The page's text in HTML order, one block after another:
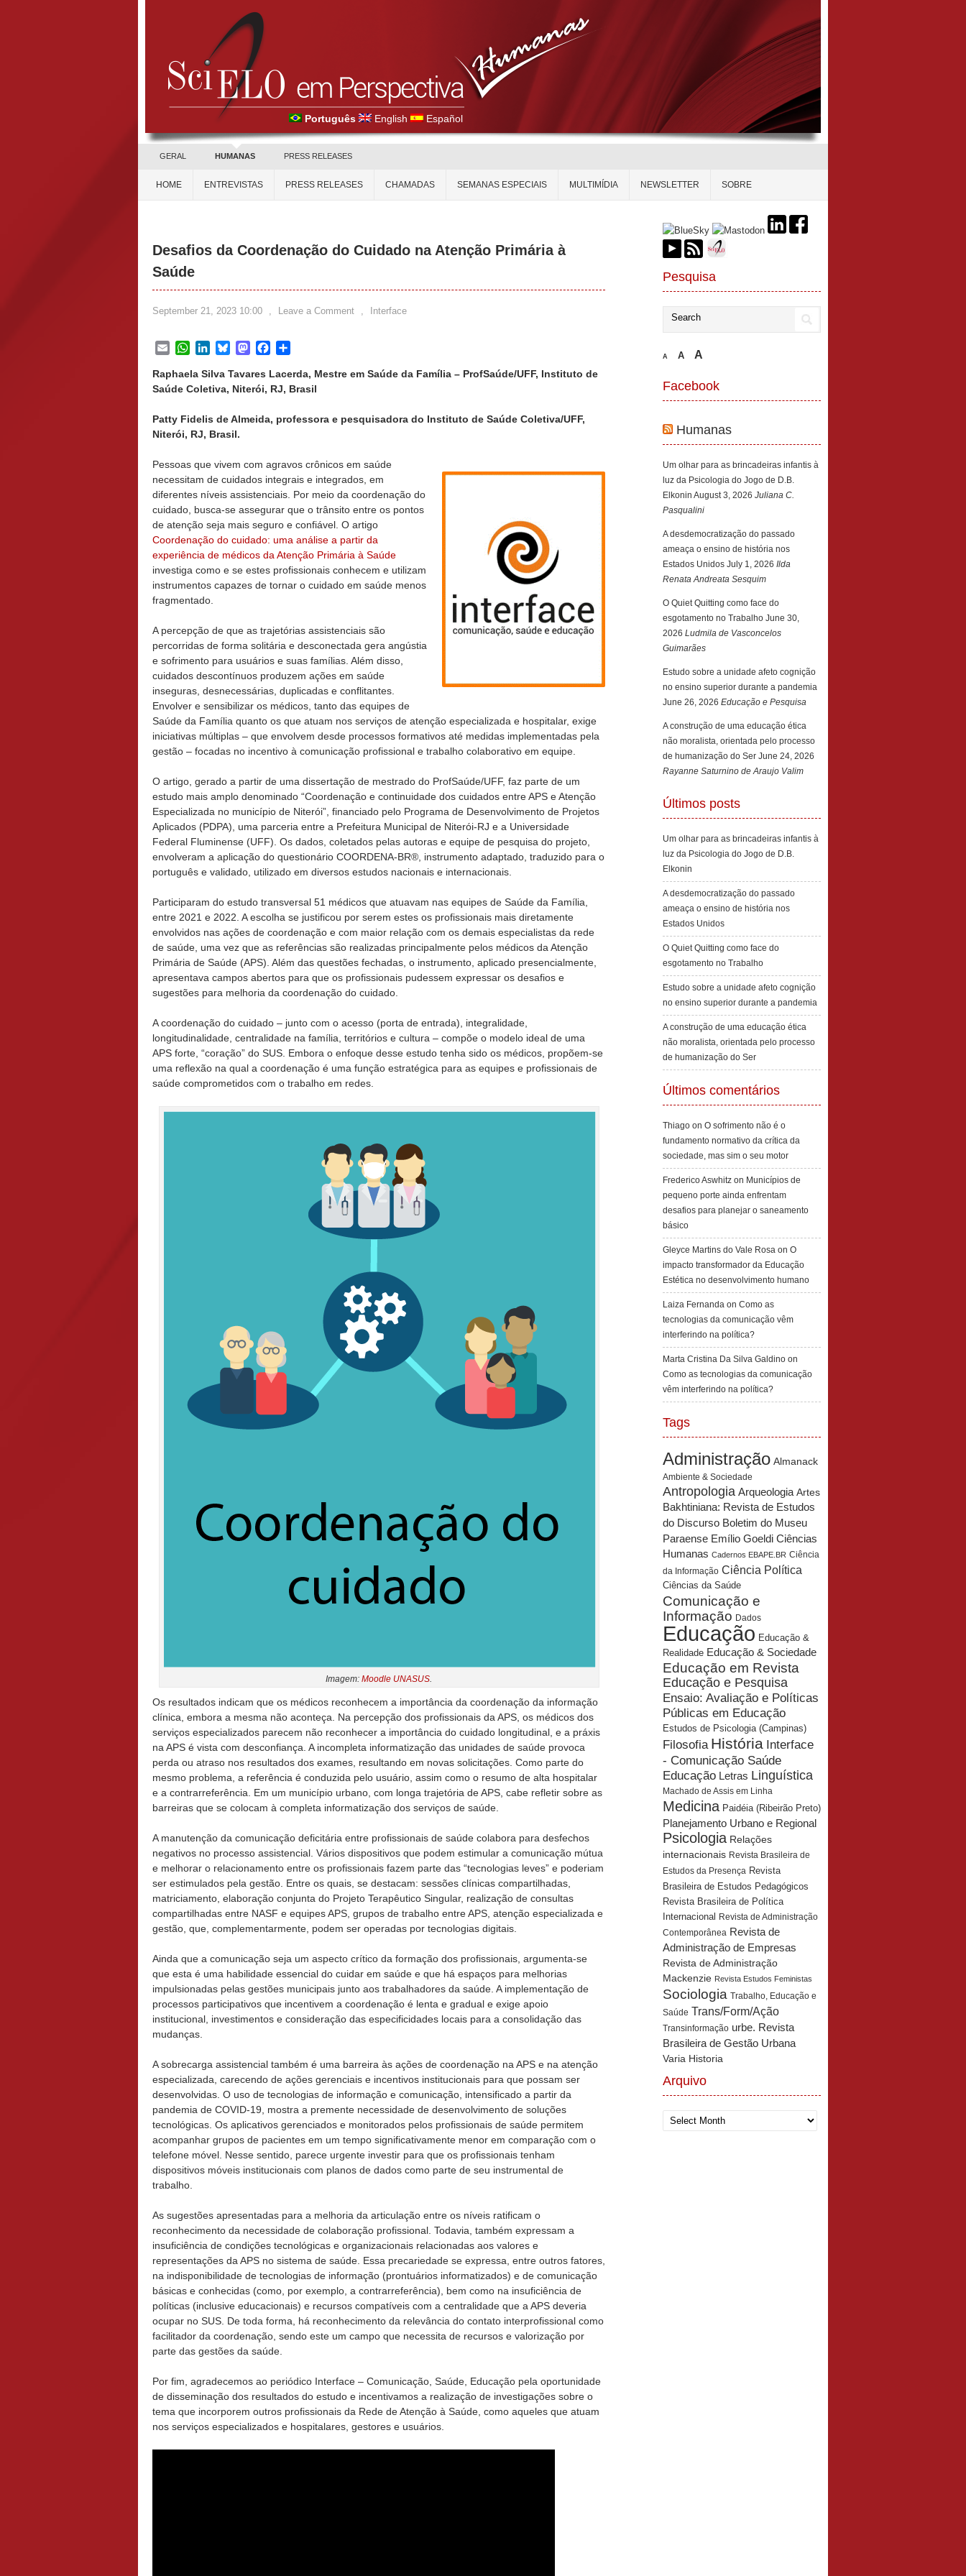
Português English Español
GERAL HUMANAS PRESS RELEASES
HOME ENTREVISTAS PRESS RELEASES CHAMADAS SEMANAS ESPECIAIS MULTIMÍDIA NEWSLETTER SOBRE
Desafios da Coordenação do Cuidado na Atenção Primária à
Saúde
September 21, 2023 10:00 , Leave a Comment , Interface
EmailWhatsApp
LinkedInBlueskyMastodonFacebook
Raphaela Silva Tavares Lacerda, Mestre em Saúde da Família – ProfSaúde/UFF, Instituto de
Saúde Coletiva, Niterói, RJ, Brasil
Patty Fidelis de Almeida, professora e pesquisadora do Instituto de Saúde Coletiva/UFF,
Niterói, RJ, Brasil.
Pessoas que vivem com agravos crônicos em saúde
necessitam de cuidados integrais e integrados, em
diferentes níveis assistenciais. Por meio da coordenação do
cuidado, busca-se assegurar que o trânsito entre os pontos
de atenção seja mais seguro e confiável. O artigo
Coordenação do cuidado: uma análise a partir da
experiência de médicos da Atenção Primária à Saúde
investiga como e se estes profissionais conhecem e utilizam
instrumentos capazes de tornar o cuidado em saúde menos
fragmentado.
A percepção de que as trajetórias assistenciais são
percorridas de forma solitária e desconectada gera angústia
e sofrimento para usuários e suas famílias. Além disso,
cuidados descontínuos produzem ações em saúde
inseguras, desnecessárias, duplicadas e conflitantes.
Envolver e sensibilizar os médicos, tanto das equipes de
Saúde da Família quanto os que atuam nos serviços de atenção especializada e hospitalar, exige
iniciativas múltiplas – que envolvem desde processos formativos até medidas implementadas pela
gestão – focadas no incentivo à comunicação profissional e trabalho colaborativo em equipe.
O artigo, gerado a partir de uma dissertação de mestrado do ProfSaúde/UFF, faz parte de um
estudo mais amplo denominado “Coordenação e continuidade dos cuidados entre APS e Atenção
Especializada no município de Niterói”, financiado pelo Programa de Desenvolvimento de Projetos
Aplicados (PDPA), uma parceria entre a Prefeitura Municipal de Niterói-RJ e a Universidade
Federal Fluminense (UFF). Os dados, coletados pelas autoras e equipe de pesquisa do projeto,
envolveram a aplicação do questionário COORDENA-BR®, instrumento adaptado, traduzido para o
português e validado, utilizado em diversos estudos nacionais e internacionais.
Participaram do estudo transversal 51 médicos que atuavam nas equipes de Saúde da Família,
entre 2021 e 2022. A escolha se justificou por serem estes os profissionais mais diretamente
envolvidos nas ações de coordenação e com maior relação com os demais especialistas da rede
de saúde, uma vez que as referências são realizadas principalmente pelos médicos da Atenção
Primária de Saúde (APS). Além das questões fechadas, o instrumento, aplicado presencialmente,
apresentava campos abertos para que os profissionais pudessem expressar os desafios e
sugestões para melhoria da coordenação do cuidado.
A coordenação do cuidado – junto com o acesso (porta de entrada), integralidade,
longitudinalidade, centralidade na família, territórios e cultura – compõe o modelo ideal de uma
APS forte, “coração” do SUS. Embora o enfoque desse estudo tenha sido os médicos, propõem-se
uma reflexão na qual a coordenação é uma função estratégica para as equipes e profissionais de
saúde comprometidos com o trabalho em redes.
Imagem: Moodle UNASUS.
Os resultados indicam que os médicos reconhecem a importância da coordenação da informação
clínica, embora a mesma não aconteça. Na percepção dos profissionais da APS, os médicos dos
serviços especializados parecem não reconhecer a importância do cuidado longitudinal, e a práxis
na APS é vista com desconfiança. A incompleta informatização das unidades de saúde provoca
perda ou atraso nos resultados dos exames, resultando em novas solicitações. Como parte do
mesmo problema, a referência é conduzida pelo usuário, assim como o resumo de alta hospitalar
e a contrarreferência. Em um município urbano, com longa trajetória de APS, cabe refletir sobre as
barreiras que se colocam à completa informatização dos serviços de saúde.
A manutenção da comunicação deficitária entre profissionais de saúde colabora para desfechos
negativos no processo assistencial. Vários dispositivos que podem estimular a comunicação mútua
e melhorar o relacionamento entre os profissionais fazem parte das “tecnologias leves” e poderiam
ser estimulados pela gestão. Entre os quais, se destacam: sessões clínicas compartilhadas,
matriciamento, elaboração conjunta do Projeto Terapêutico Singular, realização de consultas
compartilhadas entre NASF e equipes APS, grupos de trabalho entre APS, atenção especializada e
gestão, que, complementarmente, podem ser operadas por tecnologias digitais.
Ainda que a comunicação seja um aspecto crítico da formação dos profissionais, argumenta-se
que esta é uma habilidade essencial do cuidar em saúde e que há espaços para melhorias
impulsionadas pelas gestões municipais junto aos trabalhadores da saúde. A implementação de
processos participativos que incentivem a coordenação é lenta e gradual e exige apoio
institucional, investimentos e consideração das especificidades locais para a consolidação das
mudanças.
A sobrecarga assistencial também é uma barreira às ações de coordenação na APS e na atenção
especializada, carecendo de ações gerenciais e incentivos institucionais para que possam ser
desenvolvidas. O uso de tecnologias de informação e comunicação, intensificado a partir da
pandemia de COVID-19, mostra a premente necessidade de desenvolvimento de soluções
tecnológicas. Os aplicativos gerenciados e monitorados pelos profissionais de saúde permitem
acompanhar grupos de pacientes em um tempo significativamente menor em comparação com o
telefone móvel. Nesse sentido, parece urgente investir para que os profissionais tenham
dispositivos móveis institucionais com planos de dados como parte de seu instrumental de
trabalho.
As sugestões apresentadas para a melhoria da articulação entre os níveis ratificam o
reconhecimento da necessidade de colaboração profissional. Todavia, também expressam a
insuficiência de condições tecnológicas e organizacionais relacionadas aos valores e
representações da APS no sistema de saúde. Essa precariedade se expressa, entre outros fatores,
na indisponibilidade de tecnologias de informação (prontuários informatizados) e de comunicação
básicas e conhecidas (como, por exemplo, a contrarreferência), bem como na insuficiência de
políticas (inclusive educacionais) e recursos compatíveis com a centralidade que a APS deveria
ocupar no SUS. De toda forma, há reconhecimento da relevância do contato interprofissional como
facilitador da coordenação, sendo este um campo que necessita de recursos e valorização por
parte das gestões da saúde.
Por fim, agradecemos ao periódico Interface – Comunicação, Saúde, Educação pela oportunidade
de disseminação dos resultados do estudo e incentivamos a realização de investigações sobre o
tema que incorporem outros profissionais da Rede de Atenção à Saúde, como aqueles que atuam
nos serviços especializados e hospitalares, gestores e usuários.
Pesquisa
A A A
Facebook
Humanas
Um olhar para as brincadeiras infantis à
luz da Psicologia do Jogo de D.B.
Elkonin August 3, 2026 Juliana C.
Pasqualini
A desdemocratização do passado
ameaça o ensino de história nos
Estados Unidos July 1, 2026 Ilda
Renata Andreata Sesquim
O Quiet Quitting como face do
esgotamento no Trabalho June 30,
2026 Ludmila de Vasconcelos
Guimarães
Estudo sobre a unidade afeto cognição
no ensino superior durante a pandemia
June 26, 2026 Educação e Pesquisa
A construção de uma educação ética
não moralista, orientada pelo processo
de humanização do Ser June 24, 2026
Rayanne Saturnino de Araujo Valim
Últimos posts
Um olhar para as brincadeiras infantis à
luz da Psicologia do Jogo de D.B.
Elkonin
A desdemocratização do passado
ameaça o ensino de história nos
Estados Unidos
O Quiet Quitting como face do
esgotamento no Trabalho
Estudo sobre a unidade afeto cognição
no ensino superior durante a pandemia
A construção de uma educação ética
não moralista, orientada pelo processo
de humanização do Ser
Últimos comentários
Thiago on O sofrimento não é o
fundamento normativo da crítica da
sociedade, mas sim o seu motor
Frederico Aswhitz on Municípios de
pequeno porte ainda enfrentam
desafios para planejar o saneamento
básico
Gleyce Martins do Vale Rosa on O
impacto transformador da Educação
Estética no desenvolvimento humano
Laiza Fernanda on Como as
tecnologias da comunicação vêm
interferindo na política?
Marta Cristina Da Silva Galdino on
Como as tecnologias da comunicação
vêm interferindo na política?
Tags
Administração Almanack
Ambiente & Sociedade
Antropologia Arqueologia Artes
Bakhtiniana: Revista de Estudos
do Discurso Boletim do Museu
Paraense Emílio Goeldi Ciências
Humanas Cadernos EBAPE.BR Ciência
da Informação Ciência Política
Ciências da Saúde
Comunicação e
Informação Dados
Educação Educação &
Realidade Educação & Sociedade
Educação em Revista
Educação e Pesquisa
Ensaio: Avaliação e Políticas
Públicas em Educação
Estudos de Psicologia (Campinas)
Filosofia História Interface
- Comunicação Saúde
Educação Letras Linguística
Machado de Assis em Linha
Medicina Paidéia (Ribeirão Preto)
Planejamento Urbano e Regional
Psicologia Relações
internacionais Revista Brasileira de
Estudos da Presença Revista
Brasileira de Estudos Pedagógicos
Revista Brasileira de Política
Internacional Revista de Administração
Contemporânea Revista de
Administração de Empresas
Revista de Administração
Mackenzie Revista Estudos Feministas
Sociologia Trabalho, Educação e
Saúde Trans/Form/Ação
Transinformação urbe. Revista
Brasileira de Gestão Urbana
Varia Historia
Arquivo
Arquivo